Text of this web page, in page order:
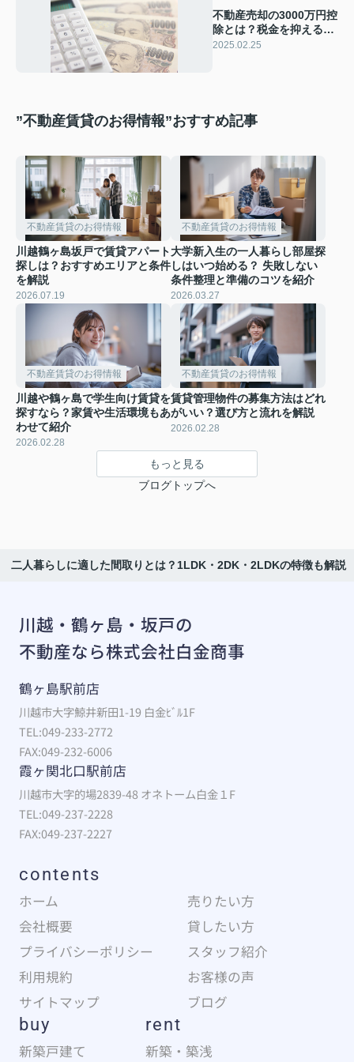
不動産売却の3000万円控
除とは？税金を抑えるた
めの要件を解説
2025.02.25
”不動産賃貸のお得情報”おすすめ記事
不動産賃貸のお得情報
川越鶴ヶ島坂戸で賃貸アパート
探しは？おすすめエリアと条件
を解説
2026.07.19
不動産賃貸のお得情報
大学新入生の一人暮らし部屋探
しはいつ始める？ 失敗しない
条件整理と準備のコツを紹介
2026.03.27
不動産賃貸のお得情報
川越や鶴ヶ島で学生向け賃貸を
探すなら？家賃や生活環境もあ
わせて紹介
2026.02.28
不動産賃貸のお得情報
賃貸管理物件の募集方法はどれ
がいい？選び方と流れを解説
2026.02.28
もっと見る
ブログトップへ
二人暮らしに適した間取りとは？1LDK・2DK・2LDKの特徴も解説
川越・鶴ヶ島・坂戸の
不動産なら株式会社白金商事
鶴ヶ島駅前店
川越市大字鯨井新田1-19 白金ﾋﾞﾙ1F
TEL:049-233-2772
FAX:049-232-6006
霞ヶ関北口駅前店
川越市大字的場2839-48 オネトーム白金１F
TEL:049-237-2228
FAX:049-237-2227
contents
ホーム
売りたい方
会社概要
貸したい方
プライバシーポリシー
スタッフ紹介
利用規約
お客様の声
サイトマップ
ブログ
buy
新築戸建て
rent
新築・築浅